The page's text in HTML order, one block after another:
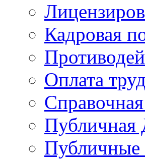
Кадровая
Оплата
Публичная
Публичные